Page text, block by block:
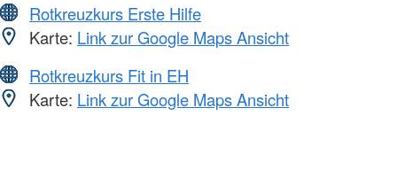
Rotkreuzkurs Erste Hilfe
Karte: Link zur Google Maps Ansicht
Rotkreuzkurs Fit in EH
Karte: Link zur Google Maps Ansicht